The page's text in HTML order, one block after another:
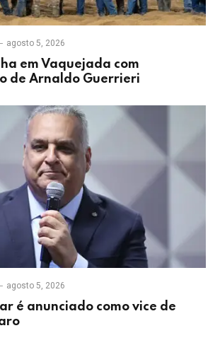
agosto 5, 2026
em Vaquejada com
de Arnaldo Guerrieri
agosto 5, 2026
é anunciado como vice de